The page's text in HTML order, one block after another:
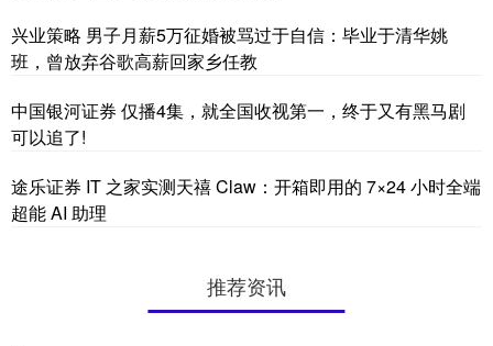
兴业策略 男子月薪5万征婚被骂过于自信：毕业于清华姚
班，曾放弃谷歌高薪回家乡任教
中国银河证券 仅播4集，就全国收视第一，终于又有黑马剧
可以追了!
途乐证券 IT 之家实测天禧 Claw：开箱即用的 7×24 小时全端
超能 AI 助理
推荐资讯